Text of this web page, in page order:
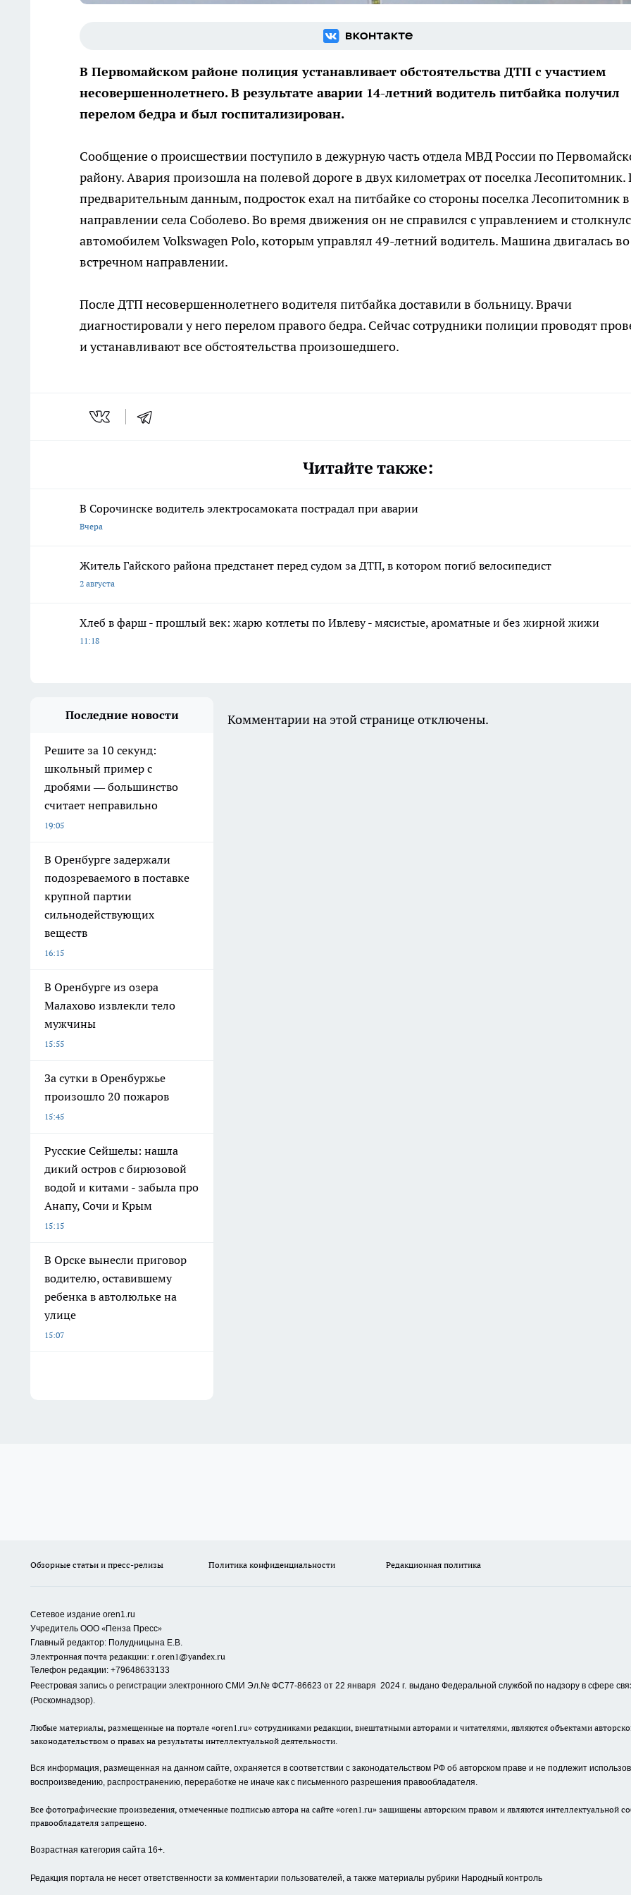
В Первомайском районе полиция устанавливает обстоятельства ДТП с участием
несовершеннолетнего. В результате аварии 14-летний водитель питбайка получил
перелом бедра и был госпитализирован.
Сообщение о происшествии поступило в дежурную часть отдела МВД России по
району. Авария произошла на полевой дороге в двух километрах от поселка Лесопитомник.
предварительным данным, подросток ехал на питбайке со стороны поселка Лесопитомник в
направлении села Соболево. Во время движения он не справился с управлением и
автомобилем Volkswagen Polo, которым управлял 49-летний водитель. Машина двигалась во
встречном направлении.
После ДТП несовершеннолетнего водителя питбайка доставили в больницу. Врачи
диагностировали у него перелом правого бедра. Сейчас сотрудники полиции проводят
и устанавливают все обстоятельства произошедшего.
Читайте также:
В Сорочинске водитель электросамоката пострадал при аварии
Вчера
Житель Гайского района предстанет перед судом за ДТП, в котором погиб велосипедист
2 августа
Хлеб в фарш - прошлый век: жарю котлеты по Ивлеву - мясистые, ароматные и без жирной жижи
11:18
Последние новости
Решите за 10 секунд:
школьный пример с
дробями — большинство
считает неправильно
19:05
В Оренбурге задержали
подозреваемого в поставке
крупной партии
сильнодействующих
веществ
16:15
В Оренбурге из озера
Малахово извлекли тело
мужчины
15:55
За сутки в Оренбуржье
произошло 20 пожаров
15:45
Русские Сейшелы: нашла
дикий остров с бирюзовой
водой и китами - забыла про
Анапу, Сочи и Крым
15:15
В Орске вынесли приговор
водителю, оставившему
ребенка в автолюльке на
улице
15:07
Комментарии на этой странице отключены.
Обзорные статьи и пресс-релизы Политика конфиденциальности Редакционная политика
Сетевое издание oren1.ru
Учредитель ООО «Пенза Пресс»
Главный редактор: Полудницына Е.В.
Электронная почта редакции: r.oren1@yandex.ru
Телефон редакции: +79648633133
Реестровая запись о регистрации электронного СМИ Эл.№ ФС77-86623 от 22 января 2024 г. выдано Федеральной службой по надзору в сфере
(Роскомнадзор).
Любые материалы, размещенные на портале «oren1.ru» сотрудниками редакции, внештатными авторами и читателями, являются объектами
законодательством о правах на результаты интеллектуальной деятельности.
Вся информация, размещенная на данном сайте, охраняется в соответствии с законодательством РФ об авторском праве и не подлежит
воспроизведению, распространению, переработке не иначе как с письменного разрешения правообладателя.
Все фотографические произведения, отмеченные подписью автора на сайте «oren1.ru» защищены авторским правом и являются интеллектуальной
правообладателя запрещено.
Возрастная категория сайта 16+.
Редакция портала не несет ответственности за комментарии пользователей, а также материалы рубрики Народный контроль